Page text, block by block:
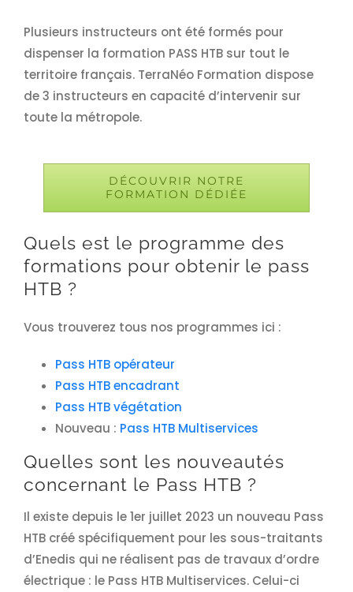
Plusieurs instructeurs ont été formés pour
dispenser la formation PASS HTB sur tout le
territoire français. TerraNéo Formation dispose
de 3 instructeurs en capacité d’intervenir sur
toute la métropole.
DÉCOUVRIR NOTRE
FORMATION DÉDIÉE
Quels est le programme des
formations pour obtenir le pass
HTB ?
Vous trouverez tous nos programmes ici :
Pass HTB opérateur
Pass HTB encadrant
Pass HTB végétation
Nouveau : Pass HTB Multiservices
Quelles sont les nouveautés
concernant le Pass HTB ?
Il existe depuis le 1er juillet 2023 un nouveau Pass
HTB créé spécifiquement pour les sous-traitants
d’Enedis qui ne réalisent pas de travaux d’ordre
électrique : lePass HTB Multiservices. Celui-ci